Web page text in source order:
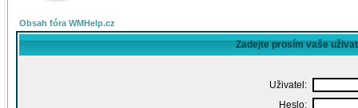
Obsah fóra WMHelp.cz
Zadejte prosím vaše
Uživatel:
Heslo: